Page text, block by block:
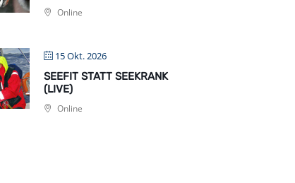
Online
15 Okt. 2026
SEEFIT STATT SEEKRANK
(LIVE)
Online